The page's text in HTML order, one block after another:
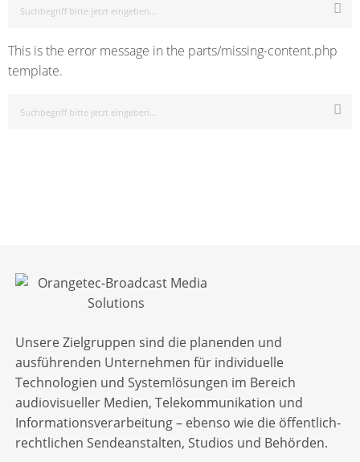
This is the error message in the parts/missing-content.php
template.
Unsere Zielgruppen sind die planenden und
ausführenden Unternehmen für individuelle
Technologien und Systemlösungen im Bereich
audiovisueller Medien, Telekommunikation und
Informationsverarbeitung – ebenso wie die öffentlich-
rechtlichen Sendeanstalten, Studios und Behörden.